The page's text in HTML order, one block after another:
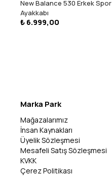
New Balance 530 Erkek Spor
Ayakkabı
₺ 6.999,00
Marka Park
Mağazalarımız
İnsan Kaynakları
Üyelik Sözleşmesi
Mesafeli Satış Sözleşmesi
KVKK
Çerez Politikası